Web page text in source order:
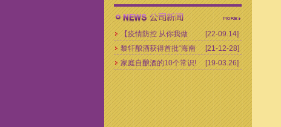
【疫情防控 从你我做
起】爱心企业向抗疫医
护人员捐赠10万余元慰
问物资
[22-09.14]
黎轩酿酒获得首批“海南
老字号”荣誉称号！
[21-12-28]
家庭自酿酒的10个常识!
[19-03.26]